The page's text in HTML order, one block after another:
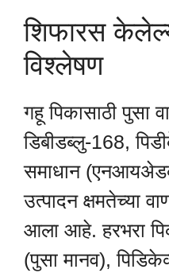
शिफारस
विश्लेषण
गहू पिकासाठी पुसा
डिबीडब्लु-168,
समाधान
उत्पादन क्षमतेच्या
आला आहे. हरभरा
(पुसा मानव),